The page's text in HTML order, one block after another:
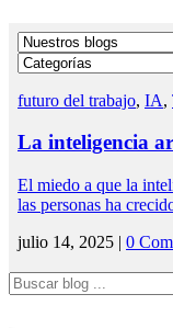
futuro del trabajo, IA,
La inteligencia
El miedo a que la
las personas ha
julio 14, 2025 | 0